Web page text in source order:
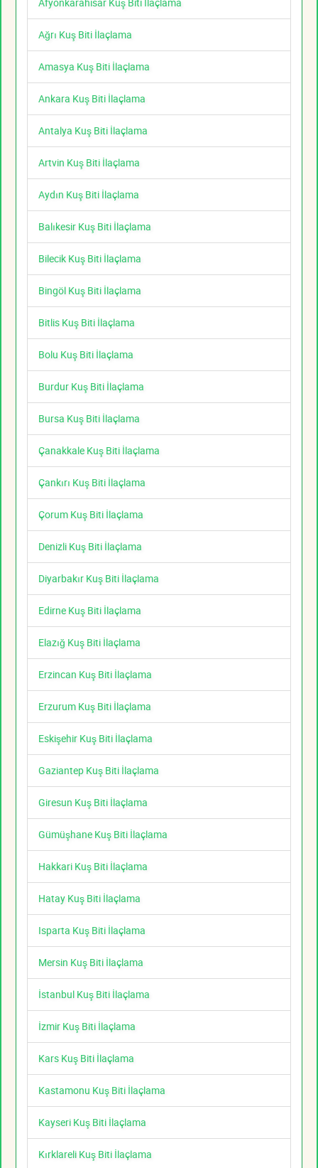
Ağrı Kuş Biti İlaçlama
Amasya Kuş Biti İlaçlama
Ankara Kuş Biti İlaçlama
Antalya Kuş Biti İlaçlama
Artvin Kuş Biti İlaçlama
Aydın Kuş Biti İlaçlama
Balıkesir Kuş Biti İlaçlama
Bilecik Kuş Biti İlaçlama
Bingöl Kuş Biti İlaçlama
Bitlis Kuş Biti İlaçlama
Bolu Kuş Biti İlaçlama
Burdur Kuş Biti İlaçlama
Bursa Kuş Biti İlaçlama
Çanakkale Kuş Biti İlaçlama
Çankırı Kuş Biti İlaçlama
Çorum Kuş Biti İlaçlama
Denizli Kuş Biti İlaçlama
Diyarbakır Kuş Biti İlaçlama
Edirne Kuş Biti İlaçlama
Elazığ Kuş Biti İlaçlama
Erzincan Kuş Biti İlaçlama
Erzurum Kuş Biti İlaçlama
Eskişehir Kuş Biti İlaçlama
Gaziantep Kuş Biti İlaçlama
Giresun Kuş Biti İlaçlama
Gümüşhane Kuş Biti İlaçlama
Hakkari Kuş Biti İlaçlama
Hatay Kuş Biti İlaçlama
Isparta Kuş Biti İlaçlama
Mersin Kuş Biti İlaçlama
İstanbul Kuş Biti İlaçlama
İzmir Kuş Biti İlaçlama
Kars Kuş Biti İlaçlama
Kastamonu Kuş Biti İlaçlama
Kayseri Kuş Biti İlaçlama
Kırklareli Kuş Biti İlaçlama